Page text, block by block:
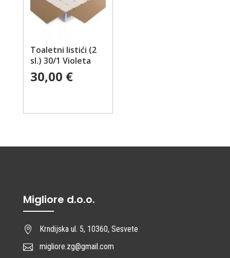
Toaletni listići (2
sl.) 30/1 Violeta
30,00 €
Migliore d.o.o.

Krndijska ul. 5, 10360, Sesvete

migliore.zg@gmail.com